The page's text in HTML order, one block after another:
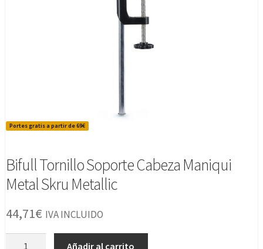
Portes gratis a partir de 69€
Bifull Tornillo Soporte Cabeza Maniqui
Metal Skru Metallic
44,71€ IVA INCLUIDO
Añadir al carrito